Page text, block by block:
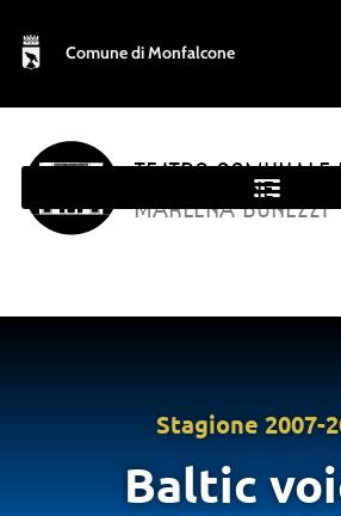
Comune di Monfalcone
TEATRO COMUNALE
MONFALCONE
MARLENA BONEZZI
Stagione 2007-
Baltic